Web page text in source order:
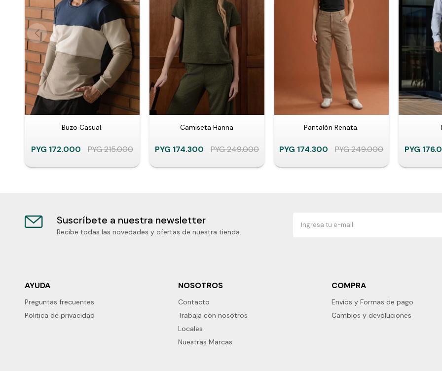
Buzo Casual.
PYG 172.000 PYG215.000
Camiseta Hanna
PYG 174.300 PYG249.000
Pantalón Renata.
PYG 174.300 PYG249.000 PYG
Suscríbete a nuestra newsletter
Recibe todas las novedades y ofertas de nuestra tienda.
AYUDA
Preguntas frecuentes
Politica de privacidad
NOSOTROS
Contacto
Trabaja con nosotros
Locales
Nuestras Marcas
COMPRA
Envíos y Formas de pago
Cambios y devoluciones